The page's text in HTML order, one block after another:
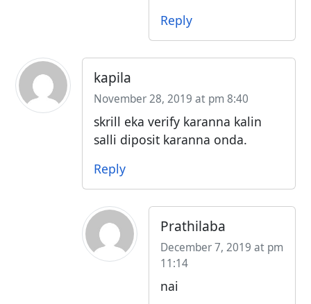
Reply
kapila
November 28, 2019 at pm 8:40
skrill eka verify karanna kalin
salli diposit karanna onda.
Reply
Prathilaba
December 7, 2019 at pm
11:14
nai